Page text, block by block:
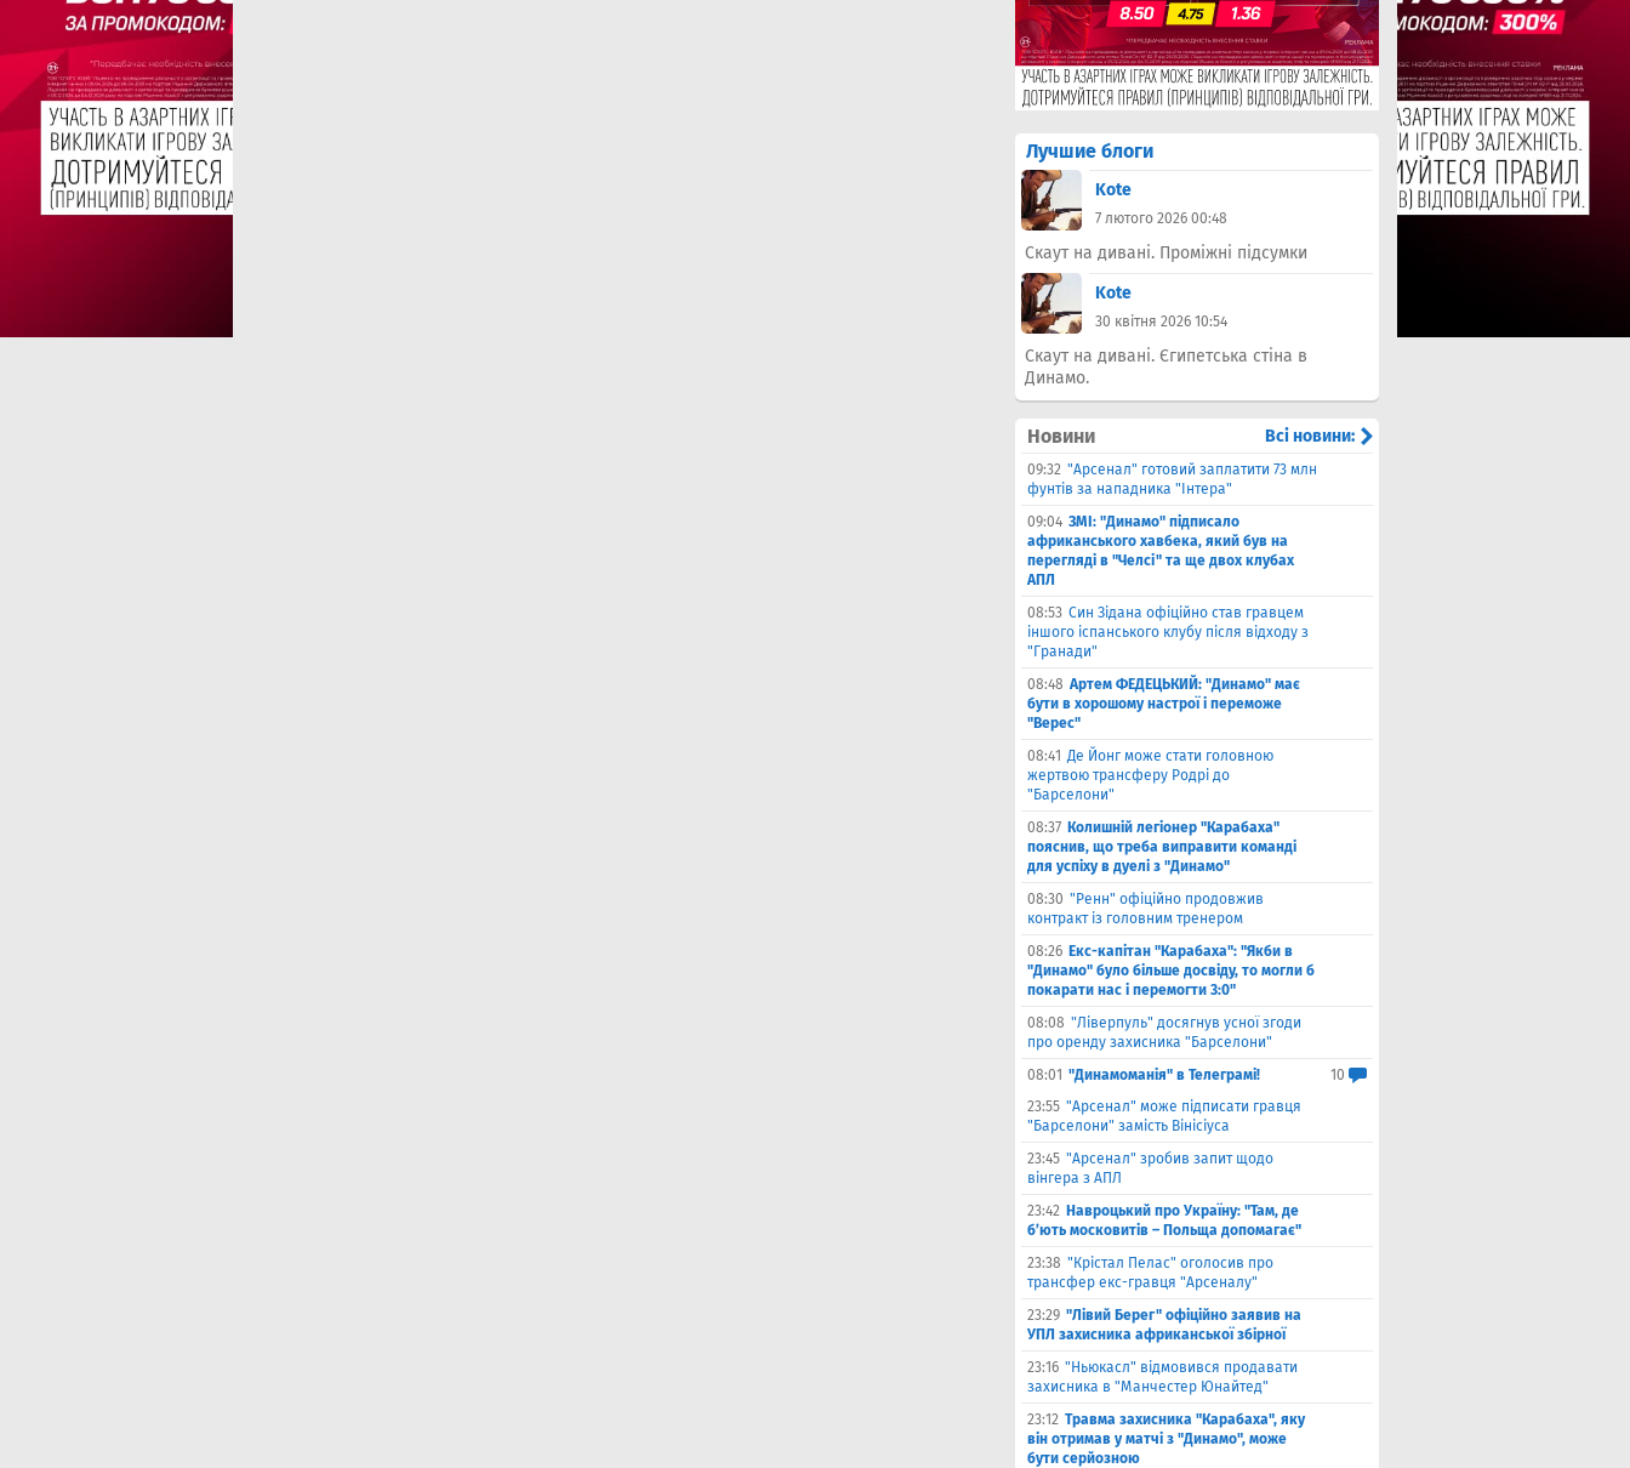
Лучшие блоги
Kote
7 лютого 2026 00:48
Скаут на дивані. Проміжні підсумки
Kote
30 квітня 2026 10:54
Скаут на дивані. Єгипетська стіна в
Динамо.
Новини Всі новини:
09:32 "Арсенал" готовий заплатити 73 млн
фунтів за нападника "Інтера"
09:04 ЗМІ: "Динамо" підписало
африканського хавбека, який був на
перегляді в "Челсі" та ще двох клубах
АПЛ
08:53 Син Зідана офіційно став гравцем
іншого іспанського клубу після відходу з
"Гранади"
08:48 Артем ФЕДЕЦЬКИЙ: "Динамо" має
бути в хорошому настрої і переможе
"Верес"
08:41 Де Йонг може стати головною
жертвою трансферу Родрі до
"Барселони"
08:37 Колишній легіонер "Карабаха"
пояснив, що треба виправити команді
для успіху в дуелі з "Динамо"
08:30 "Ренн" офіційно продовжив
контракт із головним тренером
08:26 Екс-капітан "Карабаха": "Якби в
"Динамо" було більше досвіду, то могли б
покарати нас і перемогти 3:0"
08:08 "Ліверпуль" досягнув усної згоди
про оренду захисника "Барселони"
08:01 "Динамоманія" в Телеграмі!
10
23:55 "Арсенал" може підписати гравця
"Барселони" замість Вінісіуса
23:45 "Арсенал" зробив запит щодо
вінгера з АПЛ
23:42 Навроцький про Україну: "Там, де
б’ють московитів – Польща допомагає"
23:38 "Крістал Пелас" оголосив про
трансфер екс-гравця "Арсеналу"
23:29 "Лівий Берег" офіційно заявив на
УПЛ захисника африканської збірної
23:16 "Ньюкасл" відмовився продавати
захисника в "Манчестер Юнайтед"
23:12 Травма захисника "Карабаха", яку
він отримав у матчі з "Динамо", може
бути серйозною